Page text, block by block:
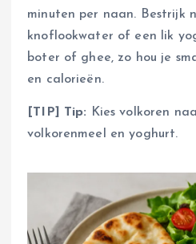
minuten per naan. Bestrijk
knoflookwater of een lik
boter of ghee, zo hou je
en calorieën.
[TIP] Tip: Kies volkoren
volkorenmeel en yoghurt.